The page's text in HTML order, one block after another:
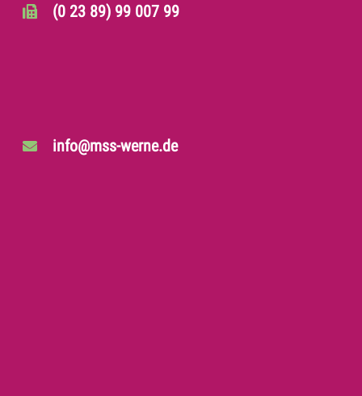
(0 23 89) 99 007 99
info@mss-werne.de